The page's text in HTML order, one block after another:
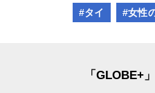
#タイ #女性
「GLOBE+